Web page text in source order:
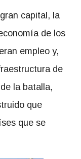
capital, la
de los
empleo y,
de
la batalla,
que
que se